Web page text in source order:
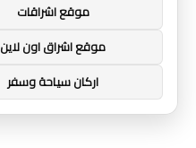
موقع اشراقات
موقع اشراق اون لاين
اركان سياحة وسفر